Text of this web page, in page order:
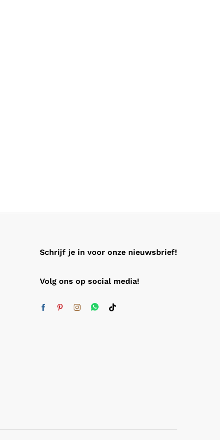
Schrijf je in voor onze nieuwsbrief!
Volg ons op social media!